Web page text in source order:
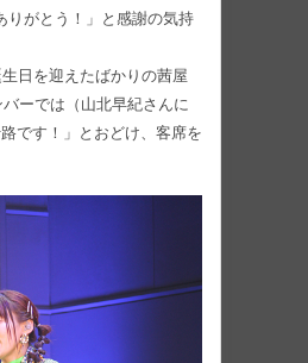
りがとう！」と感謝の気持
日を迎えたばかりの茜屋
ーでは（山北早紀さんに
です！」とおどけ、客席を